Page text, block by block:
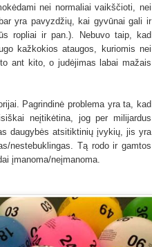
nei normaliai vaikščioti, nei
yra pavyzdžių, kai gyvūnai gali ir
ropliai ir pan.). Nebuvo taip, kad
kažkokios ataugos, kuriomis nei
ant kito, o judėjimas labai mažais
Pagrindinė problema yra ta, kad
neįtikėtina, jog per milijardus
daugybės atsitiktinių įvykių, jis yra
nestebuklingas. Tą rodo ir gamtos
įmanoma/neįmanoma.